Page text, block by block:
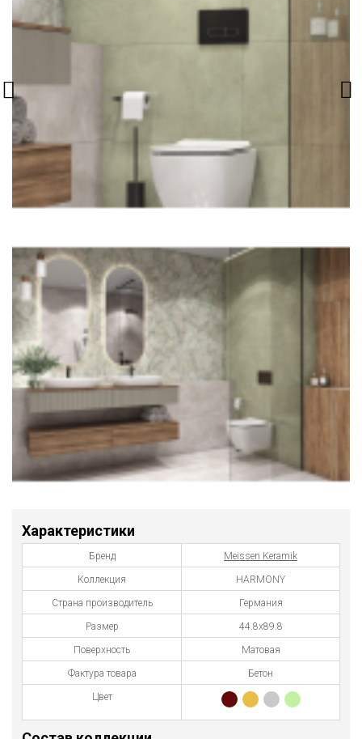
Характеристики
Бренд Meissen Keramik
Коллекция HARMONY
Страна производитель Германия
Размер 44.8х89.8
Поверхность Матовая
Фактура товара Бетон
Цвет